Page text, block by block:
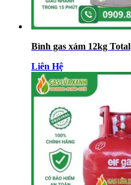
Bình gas xám 12kg Total
Liên Hệ